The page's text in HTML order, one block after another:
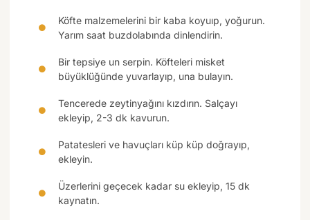
Köfte malzemelerini bir kaba koyuıp, yoğurun.
Yarım saat buzdolabında dinlendirin.
Bir tepsiye un serpin. Köfteleri misket
büyüklüğünde yuvarlayıp, una bulayın.
Tencerede zeytinyağını kızdırın. Salçayı
ekleyip, 2-3 dk kavurun.
Patatesleri ve havuçları küp küp doğrayıp,
ekleyin.
Üzerlerini geçecek kadar su ekleyip, 15 dk
kaynatın.